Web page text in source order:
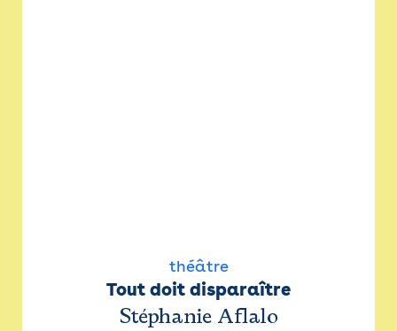
théâtre
Tout doit disparaître
Stéphanie Aflalo